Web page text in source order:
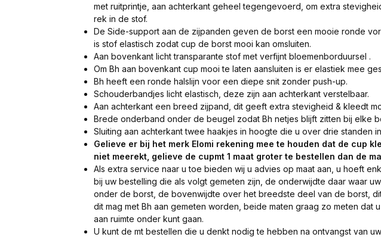
met ruitprintje, aan achterkant geheel tegengevoerd, om extra
rek in de stof.
De Side-support aan de zijpanden geven de borst een mooie ronde
is stof elastisch zodat cup de borst mooi kan omsluiten.
Aan bovenkant licht transparante stof met verfijnt bloemenborduursel .
Om Bh aan bovenkant cup mooi te laten aansluiten is er elastiek mee
Bh heeft een ronde halslijn voor een diepe snit zonder push-up.
Schouderbandjes licht elastisch, deze zijn aan achterkant verstelbaar.
Aan achterkant een breed zijpand, dit geeft extra stevigheid & kleedt
Brede onderband onder de beugel zodat Bh netjes blijft zitten bij elke
Sluiting aan achterkant twee haakjes in hoogte die u over drie standen
Gelieve er bij het merk Elomi rekening mee te houden dat de cup
niet meerekt, gelieve de cupmt 1 maat groter te bestellen dan de
Als extra service naar u toe bieden wij u advies op maat aan, u hoeft
bij uw bestelling die als volgt gemeten zijn, de onderwijdte daar waar
onder de borst, de bovenwijdte over het breedste deel van de borst,
dit mag met Bh aan gemeten worden, beide maten graag zo meten dat
aan ruimte onder kunt gaan.
U kunt de mt bestellen die u denkt nodig te hebben na ontvangst van